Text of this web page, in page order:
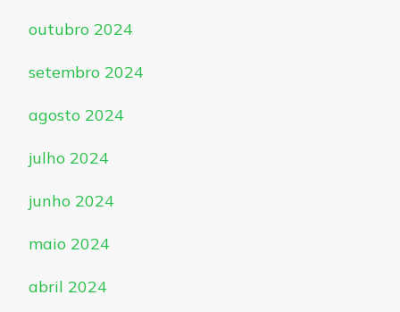
outubro 2024
setembro 2024
agosto 2024
julho 2024
junho 2024
maio 2024
abril 2024